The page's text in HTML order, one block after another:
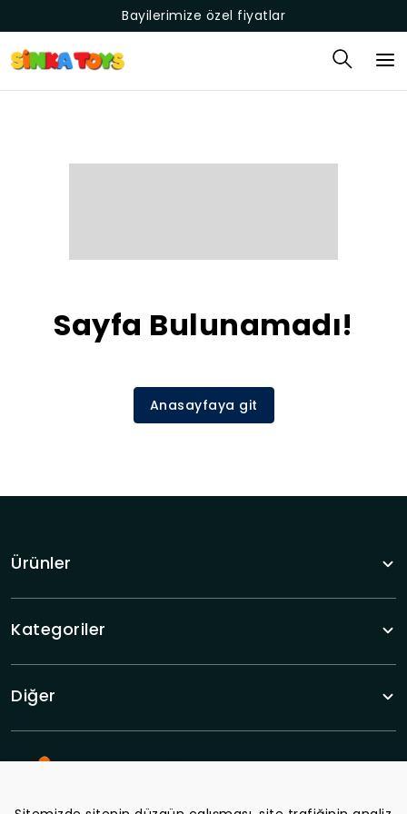
Bayilerimize özel fiyatlar
Sayfa Bulunamadı!
Anasayfaya git
Ürünler
Kategoriler
Diğer